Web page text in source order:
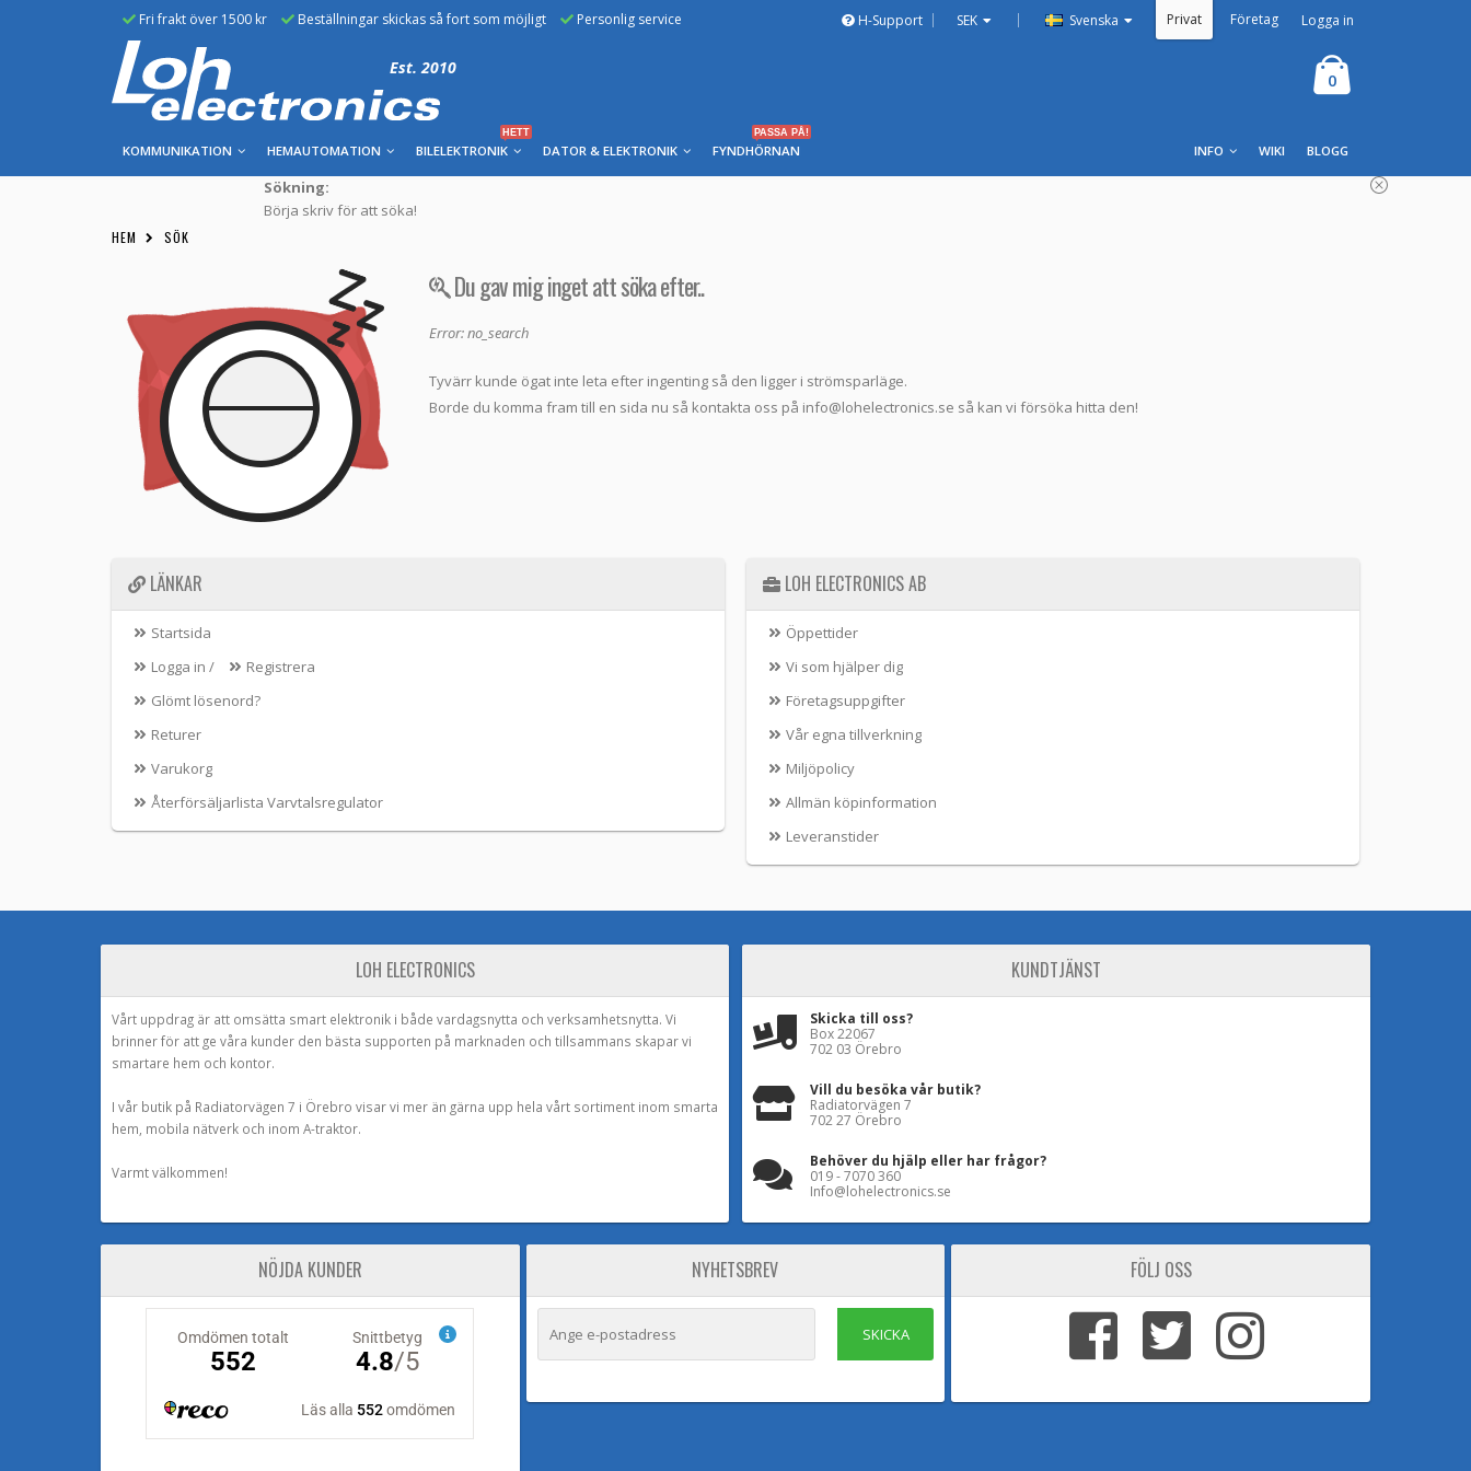
Fri frakt över 1500 kr Beställningar skickas så fort som möjligt Personlig service H-Support SEK | Svenska Privat Företag Logga in
Est. 2010
0
KOMMUNIKATION HEMAUTOMATION BILELEKTRONIK
HETT
DATOR & ELEKTRONIK FYNDHÖRNAN
PASSA PÅ!
BLOGG
WIKI
INFO
Sökning:
Börja skriv för att söka!
HEM SÖK
Du gav mig inget att söka efter..
Error: no_search
Tyvärr kunde ögat inte leta efter ingenting så den ligger i strömsparläge.
Borde du komma fram till en sida nu så kontakta oss på info@lohelectronics.se så kan vi försöka hitta den!
LÄNKAR
Startsida
Logga in /
Registrera
Glömt lösenord?
Returer
Varukorg
Återförsäljarlista Varvtalsregulator
LOH ELECTRONICS AB
Öppettider
Vi som hjälper dig
Företagsuppgifter
Vår egna tillverkning
Miljöpolicy
Allmän köpinformation
Leveranstider
LOH ELECTRONICS
Vårt uppdrag är att omsätta smart elektronik i både vardagsnytta och verksamhetsnytta. Vi
brinner för att ge våra kunder den bästa supporten på marknaden och tillsammans skapar vi
smartare hem och kontor.
I vår butik på Radiatorvägen 7 i Örebro visar vi mer än gärna upp hela vårt sortiment inom smarta
hem, mobila nätverk och inom A-traktor.
Varmt välkommen!
KUNDTJÄNST
Skicka till oss?
Box 22067
702 03 Örebro
Vill du besöka vår butik?
Radiatorvägen 7
702 27 Örebro
Behöver du hjälp eller har frågor?
019 - 7070 360
Info@lohelectronics.se
NÖJDA KUNDER NYHETSBREV
SKICKA
FÖLJ OSS